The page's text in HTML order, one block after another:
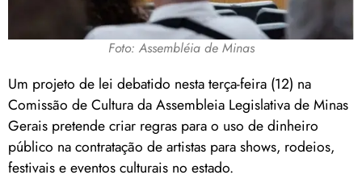
Foto: Assembléia de Minas
Um projeto de lei debatido nesta terça-feira (12) na
Comissão de Cultura da Assembleia Legislativa de Minas
Gerais pretende criar regras para o uso de dinheiro
público na contratação de artistas para shows, rodeios,
festivais e eventos culturais no estado.